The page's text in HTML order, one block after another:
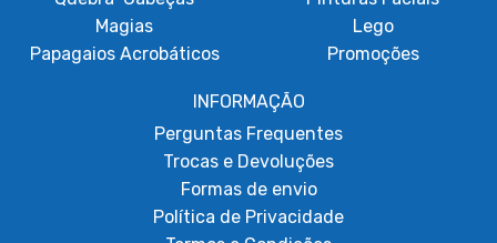
Magias
Papagaios Acrobáticos
Lego
Promoções
INFORMAÇÃO
Perguntas Frequentes
Trocas e Devoluções
Formas de envio
Política de Privacidade